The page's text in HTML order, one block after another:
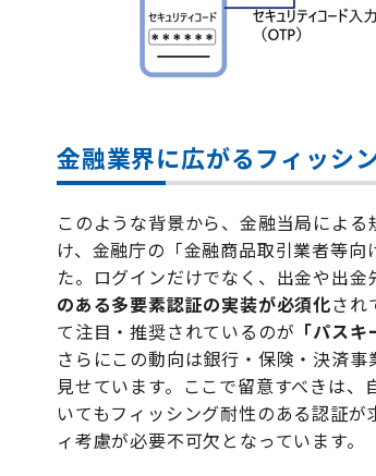
金融業界に広がるフィッシ
このような背景から、金融当局によ
け、金融庁の「金融商品取引業者等
た。ログインだけでなく、出金や出
のある多要素認証の実装が必須化され
て注目・推奨されているのが 「パスキ
さらにこの動向は銀行・保険・決済
見せています。ここで留意すべきは
いてもフィッシング耐性のある認証
ィ考慮が必要不可欠となっています。